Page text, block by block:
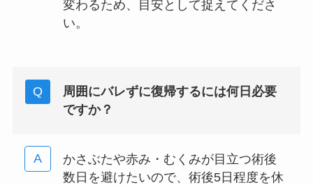
変わるため、目安として捉えてくださ
い。
周囲にバレずに復帰するには何日必要
ですか？
かさぶたや赤み・むくみが目立つ術後
数日を避けたいので、術後5日程度を休